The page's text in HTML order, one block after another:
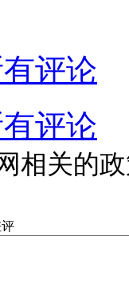
评论
评论
相关的